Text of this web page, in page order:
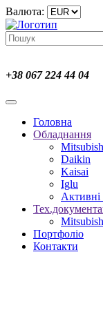
Валюта:
+38 067 224 44 04
Головна
Обладнання
Daikin
Kaisai
Iglu
Активні
Портфоліо
Контакти